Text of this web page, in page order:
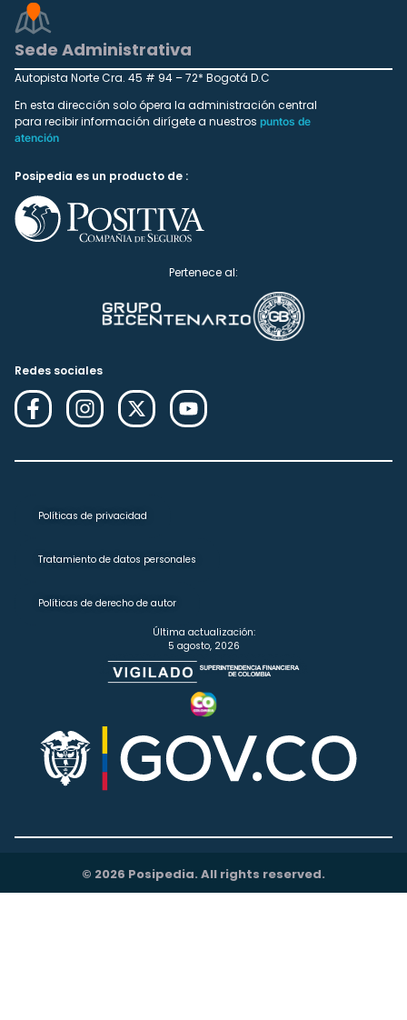
Sede Administrativa
Autopista Norte Cra. 45 # 94 – 72* Bogotá D.C
En esta dirección solo ópera la administración central
para recibir información dirígete a nuestros puntos de
atención
Posipedia es un producto de :
Pertenece al:
Redes sociales
Políticas de privacidad
Tratamiento de datos personales
Políticas de derecho de autor
Última actualización:
5 agosto, 2026
© 2026 Posipedia. All rights reserved.